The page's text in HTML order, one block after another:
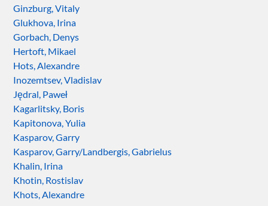
Ginzburg, Vitaly
Glukhova, Irina
Gorbach, Denys
Hertoft, Mikael
Hots, Alexandre
Inozemtsev, Vladislav
Jędral, Paweł
Kagarlitsky, Boris
Kapitonova, Yulia
Kasparov, Garry
Kasparov, Garry/Landbergis, Gabrielus
Khalin, Irina
Khotin, Rostislav
Khots, Alexandre